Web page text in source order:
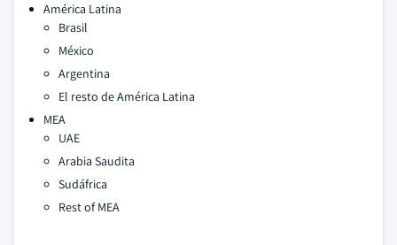
América Latina
Brasil
México
Argentina
El resto de América Latina
MEA
UAE
Arabia Saudita
Sudáfrica
Rest of MEA